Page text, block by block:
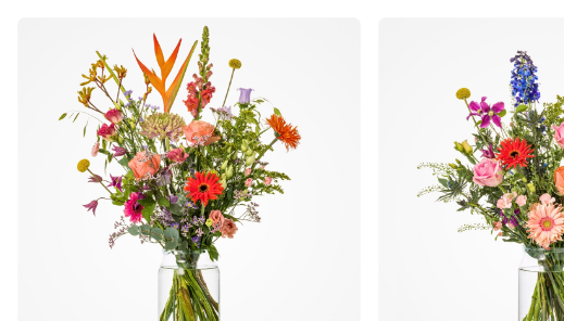
VERJAARDAG EN
PLUK EN
LUXE-
MEEST
ROUW EN